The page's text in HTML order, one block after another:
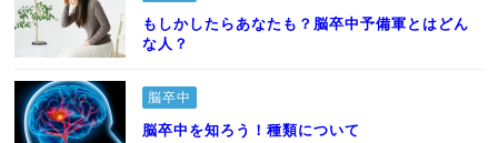
もしかしたらあなたも？脳卒中予備軍とはどん
な人？
脳卒中
脳卒中を知ろう！種類について